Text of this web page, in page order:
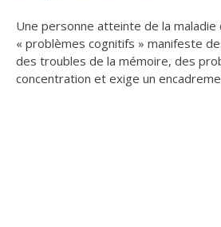
Une personne atteinte de la maladie
« problèmes cognitifs » manifeste
des troubles de la mémoire, des
concentration et exige un